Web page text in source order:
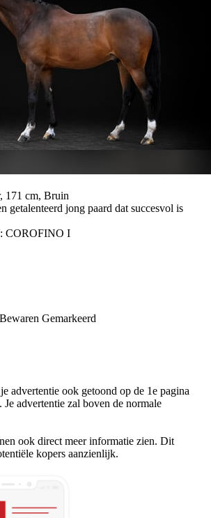
171 cm, Bruin
getalenteerd jong paard dat succesvol is
COROFINO I
Bewaren Gemarkeerd
advertentie ook getoond op de 1e pagina
Je advertentie zal boven de normale
ook direct meer informatie zien. Dit
kopers aanzienlijk.